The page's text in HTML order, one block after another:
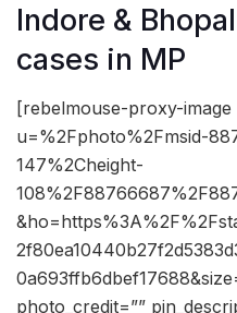
Indore &
cases in MP
[rebelmouse-proxy-
u=%2Fphoto%2Fmsid-
147%2Cheight-
photo_credit=””